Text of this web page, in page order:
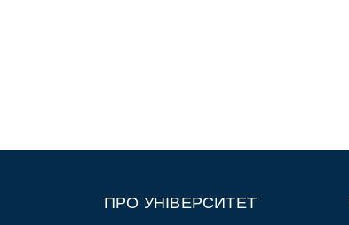
ПРО УНІВЕРСИТЕТ